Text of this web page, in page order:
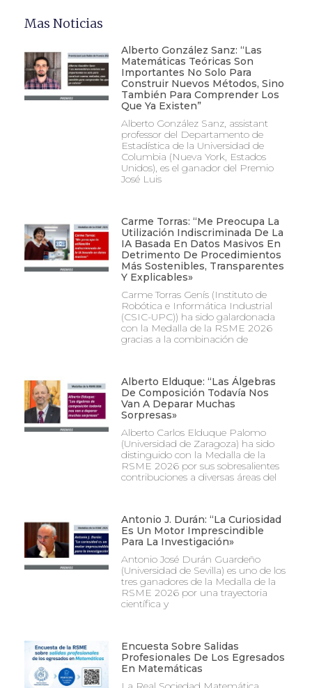
Mas Noticias
Alberto González Sanz: “Las
Matemáticas Teóricas Son
Importantes No Solo Para
Construir Nuevos Métodos, Sino
También Para Comprender Los
Que Ya Existen”
Alberto González Sanz, assistant
professor del Departamento de
Estadística de la Universidad de
Columbia (Nueva York, Estados
Unidos), es el ganador del Premio
José Luis
Carme Torras: “Me Preocupa La
Utilización Indiscriminada De La
IA Basada En Datos Masivos En
Detrimento De Procedimientos
Más Sostenibles, Transparentes
Y Explicables»
Carme Torras Genís (Instituto de
Robótica e Informática Industrial
(CSIC-UPC)) ha sido galardonada
con la Medalla de la RSME 2026
gracias a la combinación de
Alberto Elduque: “Las Álgebras
De Composición Todavía Nos
Van A Deparar Muchas
Sorpresas»
Alberto Carlos Elduque Palomo
(Universidad de Zaragoza) ha sido
distinguido con la Medalla de la
RSME 2026 por sus sobresalientes
contribuciones a diversas áreas del
Antonio J. Durán: “La Curiosidad
Es Un Motor Imprescindible
Para La Investigación»
Antonio José Durán Guardeño
(Universidad de Sevilla) es uno de los
tres ganadores de la Medalla de la
RSME 2026 por una trayectoria
científica y
Encuesta Sobre Salidas
Profesionales De Los Egresados
En Matemáticas